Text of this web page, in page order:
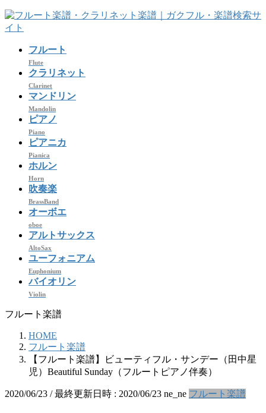
コ
ン
ナ
ビ
フルート
Flute
クラリネット
Clarinet
マンドリン
Mandolin
ピアノ
Piano
ピアニカ
Pianica
ホルン
Horn
吹奏楽
BrassBand
オーボエ
oboe
アルトサックス
AltoSax
ユーフォニアム
Euphonium
バイオリン
Violin
フルート楽譜
HOME
フルート楽譜
【フルート楽譜】ビューティフル・サンデー（田中星
児）Beautiful Sunday（フルートピアノ伴奏）
2020/06/23 / 最終更新日時 : 2020/06/23 ne_ne フルート楽譜